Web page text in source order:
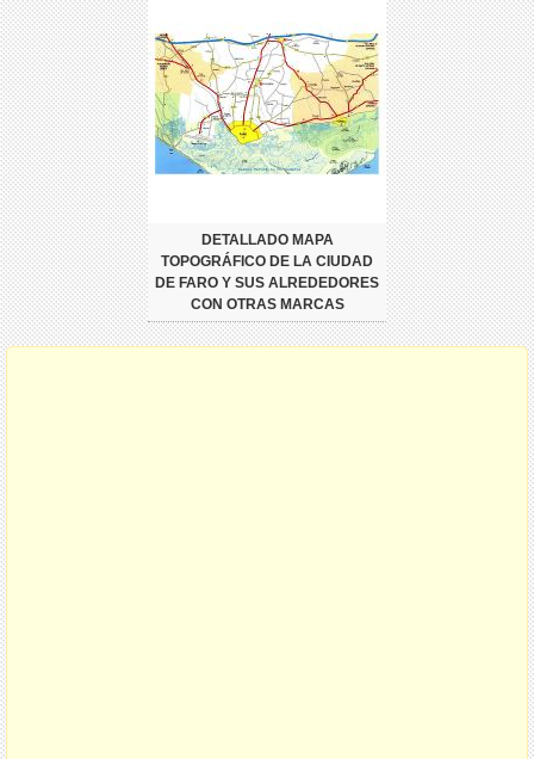
DETALLADO MAPA
TOPOGRÁFICO DE LA CIUDAD
DE FARO Y SUS ALREDEDORES
CON OTRAS MARCAS